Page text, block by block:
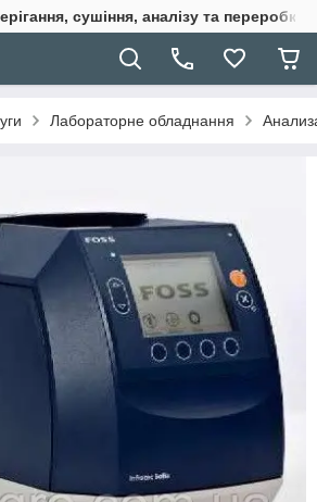
сушіння, аналізу та переробки
Лабораторне обладнання